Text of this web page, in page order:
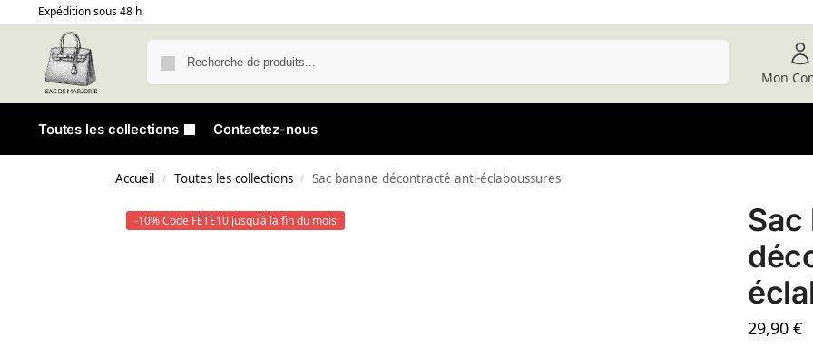
Expédition sous 48 h
Mon
Toutes les collections Contactez-nous
Accueil / Toutes les collections / Sac banane décontracté anti-éclaboussures
-10% Code FETE10 jusqu'à la fin du mois
Sac
29,90€